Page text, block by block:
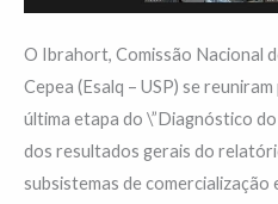
O Ibrahort, Comissão Nacional
Cepea (Esalq – USP) se
última etapa do \”Diagnóstico
dos resultados gerais do
subsistemas de comercialização